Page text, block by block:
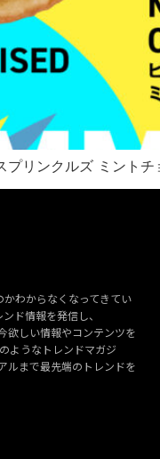
プリンクルズ ミント
わからなくなってきてい
ド情報を発信し、
欲しい情報やコンテンツを
ようなトレンドマガジ
ルまで最先端のトレンドを